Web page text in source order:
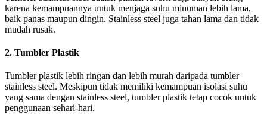
karena kemampuannya untuk menjaga suhu minuman lebih lama,
baik panas maupun dingin. Stainless steel juga tahan lama dan tidak
mudah rusak.
2. Tumbler Plastik
Tumbler plastik lebih ringan dan lebih murah daripada tumbler
stainless steel. Meskipun tidak memiliki kemampuan isolasi suhu
yang sama dengan stainless steel, tumbler plastik tetap cocok untuk
penggunaan sehari-hari.